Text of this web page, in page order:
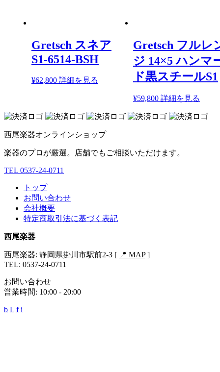
Gretsch スネア
S1-6514-BSH
¥62,800 詳細を見る
Gretsch フルレ
ジ 14×5 ハンマ
ド黒スチールS1
¥59,800 詳細を見る
西尾楽器オンラインショップ
楽器のプロが厳選。店舗でもご相談いただけます。
TEL 0537-24-0711
トップ
お問い合わせ
会社概要
特定商取引法に基づく表記
西尾楽器
西尾楽器: 静岡県掛川市駅前2-3 [ 📍 MAP]
TEL: 0537-24-0711
お問い合わせ
営業時間: 10:00 - 20:00
b L f i